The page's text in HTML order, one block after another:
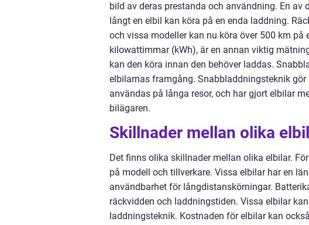
bild av deras prestanda och användning. En
långt en elbil kan köra på en enda laddning.
och vissa modeller kan nu köra över 500 km
kilowattimmar (kWh), är en annan viktig
kan den köra innan den behöver laddas.
elbilarnas framgång. Snabbladdningsteknik
användas på långa resor, och har gjort elbilar
bilägaren.
Skillnader mellan olika
Det finns olika skillnader mellan olika elbilar.
på modell och tillverkare. Vissa elbilar har en
användbarhet för långdistanskörningar.
räckvidden och laddningstiden. Vissa elbilar
laddningsteknik. Kostnaden för elbilar kan